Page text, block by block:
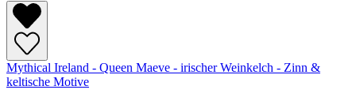
Mythical Ireland - Queen Maeve - irischer Weinkelch - Zinn &
keltische Motive